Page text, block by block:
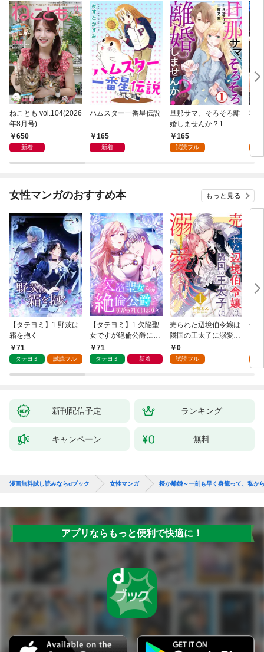
ねことも vol.104(2026
年8月号)
650
新着
ハムスター一番星伝説
165
新着
旦那サマ、そろそろ離
婚しませんか？1
165
試読フル
私
女性マンガのおすすめ本 もっと見る
【タテヨミ】1.野茨は
霜を抱く
71
タテヨミ 試読フル
【タテヨミ】1.欠陥聖
女ですが絶倫公爵にす
がられています
71
タテヨミ 新着
売られた辺境伯令嬢は
隣国の王太子に溺愛さ
れる 1
0
試読フル
千
家
新刊配信予定 ランキング
キャンペーン 無料
漫画無料試し読みならdブック 女性マンガ 授か離婚～一刻も早く身籠って、私か
アプリならもっと便利で快適に！